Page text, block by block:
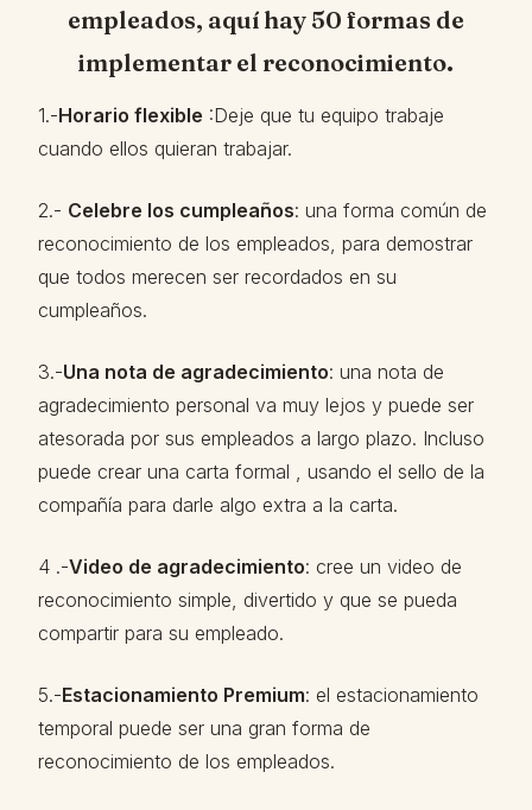
empleados, aquí hay 50 formas de
implementar el reconocimiento.
1.-Horario flexible :Deje que tu equipo trabaje
cuando ellos quieran trabajar.
2.- Celebre los cumpleaños: una forma común de
reconocimiento de los empleados, para demostrar
que todos merecen ser recordados en su
cumpleaños.
3.-Una nota de agradecimiento: una nota de
agradecimiento personal va muy lejos y puede ser
atesorada por sus empleados a largo plazo. Incluso
puede crear una carta formal , usando el sello de la
compañía para darle algo extra a la carta.
4 .-Video de agradecimiento: cree un video de
reconocimiento simple, divertido y que se pueda
compartir para su empleado.
5.-Estacionamiento Premium: el estacionamiento
temporal puede ser una gran forma de
reconocimiento de los empleados.